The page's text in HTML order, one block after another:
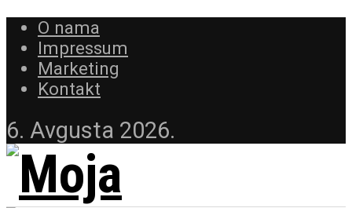
O nama
Impressum
Marketing
Kontakt
6. Avgusta 2026.